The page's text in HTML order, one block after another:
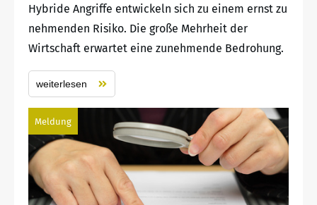
Hybride Angriffe entwickeln sich zu einem ernst zu
nehmenden Risiko. Die große Mehrheit der
Wirtschaft erwartet eine zunehmende Bedrohung.
weiterlesen
Meldung